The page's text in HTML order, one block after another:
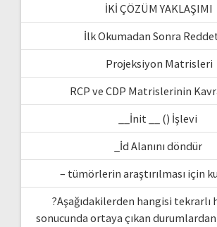
İKİ ÇÖZÜM YAKLAŞIMI
İlk Okumadan Sonra
Projeksiyon Matrisleri
RCP ve CDP Matrislerinin
__İnit __ () İşlevi
_İd Alanını döndür
– tümörlerin araştırılması için
?Aşağıdakilerden hangisi tekrarlı
sonucunda ortaya çıkan